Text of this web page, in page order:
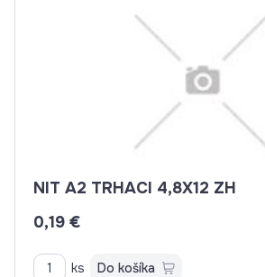
NIT A2 TRHACI 4,8X12 ZH
0,19 €
ks Do košíka